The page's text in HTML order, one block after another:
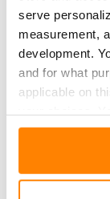
serve
measurement,
development.
and for what
applicable on
any time from
Tutustu